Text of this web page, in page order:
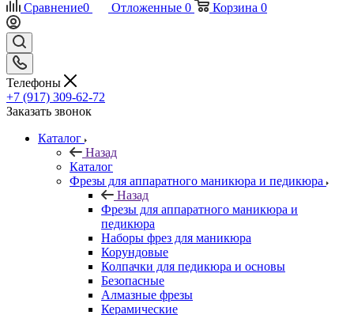
Сравнение0 Отложенные 0 Корзина 0
Телефоны
+7 (917) 309-62-72
Заказать звонок
Каталог
Назад
Каталог
Фрезы для аппаратного маникюра и педикюра
Назад
Фрезы для аппаратного маникюра и
педикюра
Наборы фрез для маникюра
Корундовые
Колпачки для педикюра и основы
Безопасные
Алмазные фрезы
Керамические